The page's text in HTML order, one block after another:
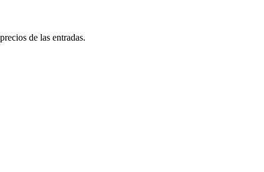
de las entradas.